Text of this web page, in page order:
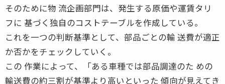
そのために物 流企画部門は、発生する原価や運賃タリ
フに 基づく独自のコストテーブルを作成している。
これを一つの判断基準として、部品ごとの輸 送費が適正
か否かをチェックしていく。
この 作業によって、「ある車種では部品調達のた めの
輸送費の約三割が基準より高いといった 傾向が見えてき